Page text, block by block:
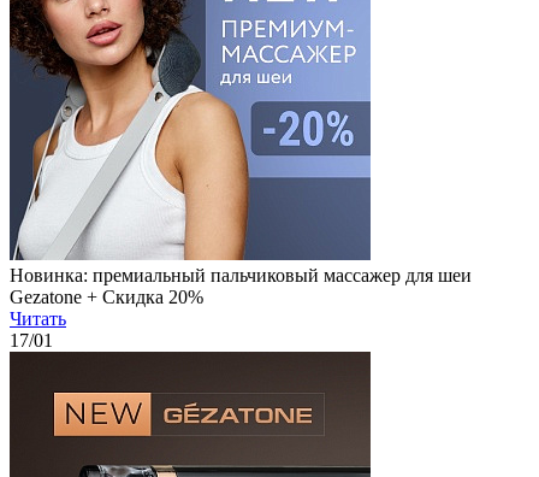
Новинка: премиальный пальчиковый массажер для шеи
Gezatone + Скидка 20%
Читать
17/01